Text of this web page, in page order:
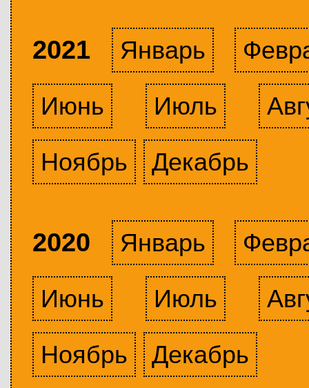
2021 Январь
Июнь
Июль
Ноябрь
Декабрь
2020 Январь
Июнь
Июль
Ноябрь
Декабрь